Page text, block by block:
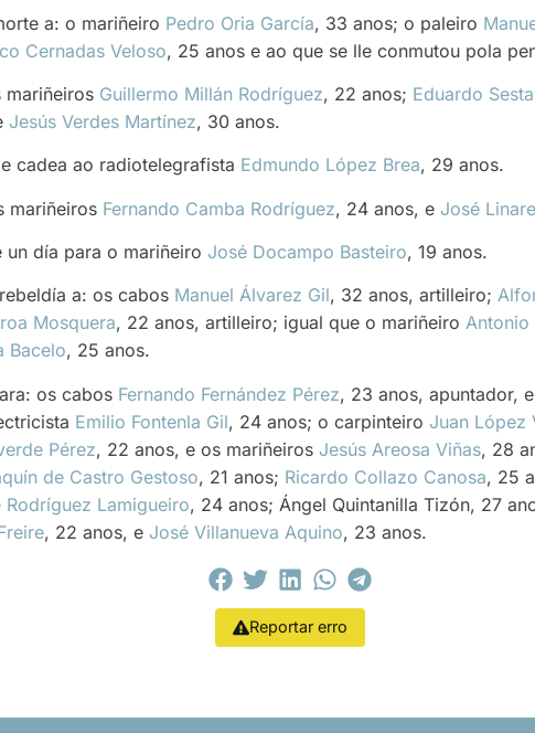
a: o mariñeiro Pedro Oria García, 33 anos; o paleiro
Cernadas Veloso, 25 anos e ao que se lle conmutou pola
mariñeiros Guillermo Millán Rodríguez, 22 anos; Eduardo
Jesús Verdes Martínez, 30 anos.
cadea ao radiotelegrafista Edmundo López Brea, 29 anos.
mariñeiros Fernando Camba Rodríguez, 24 anos, e José
un día para o mariñeiro José Docampo Basteiro, 19 anos.
a: os cabos Manuel Álvarez Gil, 32 anos, artilleiro;
Mosquera, 22 anos, artilleiro; igual que o mariñeiro Antonio
Bacelo, 25 anos.
os cabos Fernando Fernández Pérez, 23 anos, apuntador, e
Emilio Fontenla Gil, 24 anos; o carpinteiro Juan López
Pérez, 22 anos, e os mariñeiros Jesús Areosa Viñas, 28
de Castro Gestoso, 21 anos; Ricardo Collazo Canosa, 25
Rodríguez Lamigueiro, 24 anos; Ángel Quintanilla Tizón, 27
, 22 anos, e José Villanueva Aquino, 23 anos.
Reportar erro